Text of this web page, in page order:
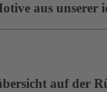
aus unserer
auf der